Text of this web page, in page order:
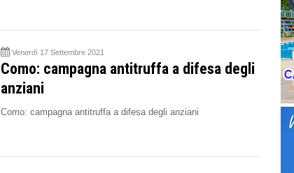
Venerdì 17 Settembre 2021
Como: campagna antitruffa a difesa degli
anziani
Como: campagna antitruffa a difesa degli anziani